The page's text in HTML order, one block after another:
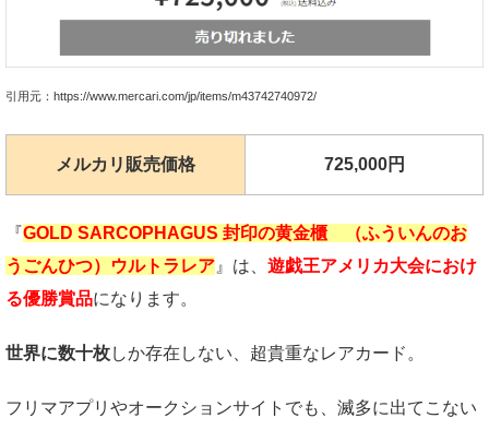
引用元：https://www.mercari.com/jp/items/m43742740972/
メルカリ販売価格 725,000円
『GOLD SARCOPHAGUS 封印の黄金櫃 （ふういんのお
うごんひつ）ウルトラレア 』は、 遊戯王アメリカ大会におけ
る優勝賞品になります。
世界に数十枚しか存在しない、超貴重なレアカード。
フリマアプリやオークションサイトでも、滅多に出てこない